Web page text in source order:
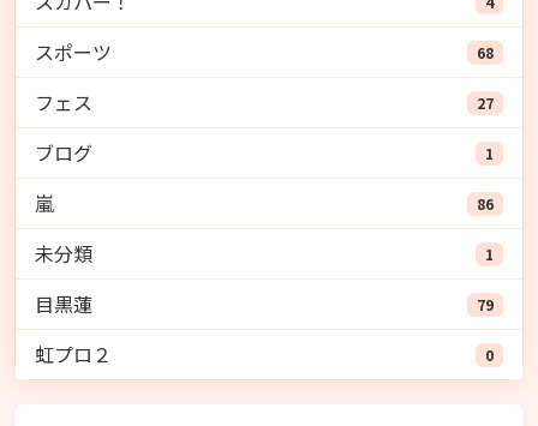
スポーツ 68
フェス 27
ブログ 1
嵐 86
未分類 1
目黒蓮 79
虹プロ２ 0